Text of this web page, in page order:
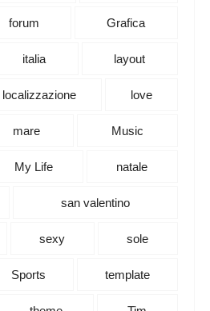
forum Grafica
italia layout
localizzazione love
mare Music
My Life natale
san valentino
sexy sole
Sports template